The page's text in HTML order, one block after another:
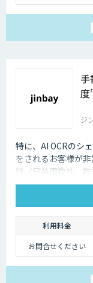
度
ジ
特に、AI OCRのシ
をされるお客様が
験（日英国数社、
化を実現。
利用料金
お問合せください